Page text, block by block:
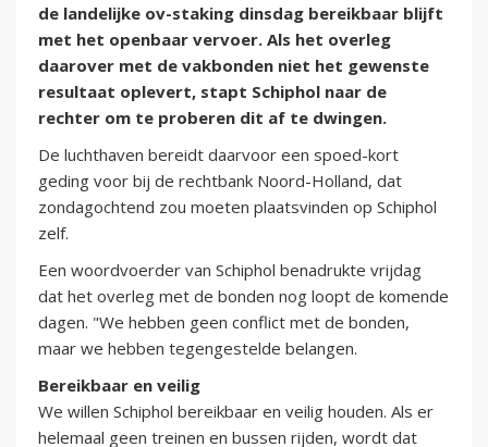
de landelijke ov-staking dinsdag bereikbaar blijft
met het openbaar vervoer. Als het overleg
daarover met de vakbonden niet het gewenste
resultaat oplevert, stapt Schiphol naar de
rechter om te proberen dit af te dwingen.
De luchthaven bereidt daarvoor een spoed-kort
geding voor bij de rechtbank Noord-Holland, dat
zondagochtend zou moeten plaatsvinden op Schiphol
zelf.
Een woordvoerder van Schiphol benadrukte vrijdag
dat het overleg met de bonden nog loopt de komende
dagen. "We hebben geen conflict met de bonden,
maar we hebben tegengestelde belangen.
Bereikbaar en veilig
We willen Schiphol bereikbaar en veilig houden. Als er
helemaal geen treinen en bussen rijden, wordt dat